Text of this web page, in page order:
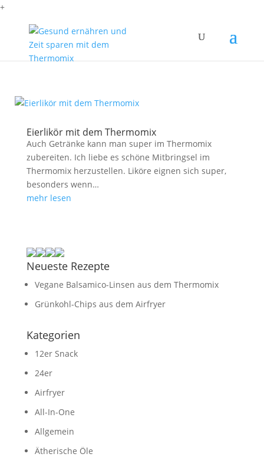
+
Eierlikör mit dem Thermomix
Auch Getränke kann man super im Thermomix
zubereiten. Ich liebe es schöne Mitbringsel im
Thermomix herzustellen. Liköre eignen sich super,
besonders wenn…
mehr lesen
Neueste Rezepte
Vegane Balsamico-Linsen aus dem Thermomix
Grünkohl-Chips aus dem Airfryer
Kategorien
12er Snack
24er
Airfryer
All-In-One
Allgemein
Ätherische Öle